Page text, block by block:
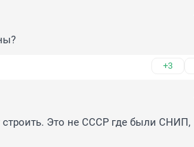
+3
Это не СССР где были СНИП,